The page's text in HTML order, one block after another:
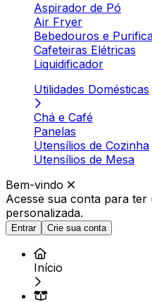
Aspirador de Pó
Air Fryer
Bebedouros e
Cafeteiras Elétricas
Liquidificador
Utilidades Domésticas
Chá e Café
Panelas
Utensílios de Cozinha
Utensílios de Mesa
Bem-vindo
Acesse sua conta para ter
personalizada.
Entrar Crie sua conta
Início